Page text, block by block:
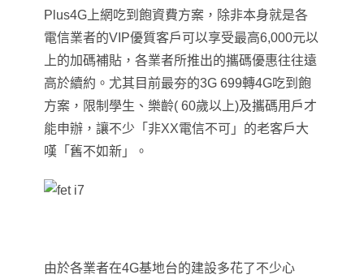
Plus4G上網吃到飽資費方案，除非本身就是各
電信業者的VIP優質客戶可以享受最高6,000元以
上的加碼補貼，各業者所推出的攜碼優惠往往遠
高於續約。尤其目前最夯的3G 699轉4G吃到飽
方案，限制學生、樂齡( 60歲以上)及攜碼用戶才
能申辦，讓不少「非XX電信不可」的老客戶大
嘆「舊不如新」。
由於各業者在4G基地台的建設多花了不少心